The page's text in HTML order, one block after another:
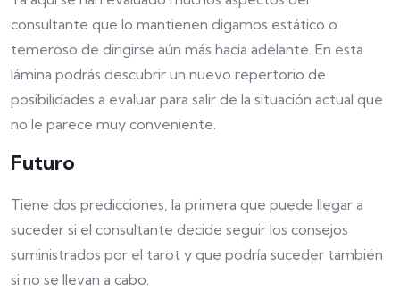
consultante que lo mantienen digamos estático o
temeroso de dirigirse aún más hacia adelante. En esta
lámina podrás descubrir un nuevo repertorio de
posibilidades a evaluar para salir de la situación actual que
no le parece muy conveniente.
Futuro
Tiene dos predicciones, la primera que puede llegar a
suceder si el consultante decide seguir los consejos
suministrados por el tarot y que podría suceder también
si no se llevan a cabo.